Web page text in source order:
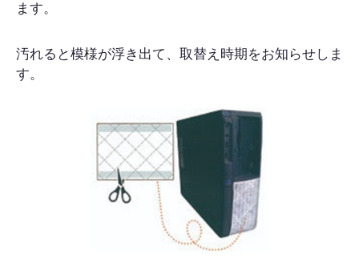
ます。
汚れると模様が浮き出て、取替え時期をお知らせしま
す。